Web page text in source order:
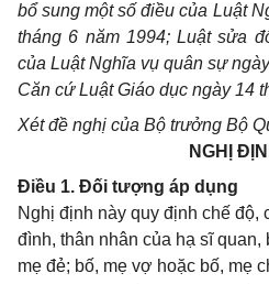
bổ sung một số điều của Luật
tháng 6 năm 1994; Luật sửa
của Luật Nghĩa vụ quân sự
Căn cứ Luật Giáo dục ngày 14
Xét đề nghị của Bộ trưởng Bộ
NGHỊ
Điều 1. Đối tượng áp dụng
Nghị định này quy định chế độ,
đình, thân nhân của hạ sĩ quan,
mẹ đẻ; bố, mẹ vợ hoặc bố, mẹ